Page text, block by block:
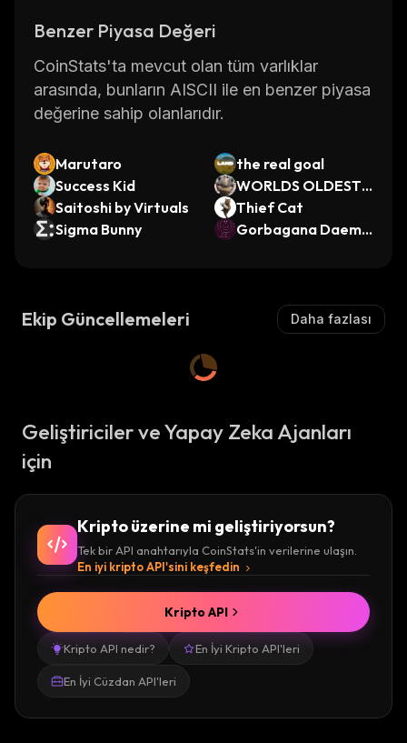
Benzer Piyasa Değeri
CoinStats'ta mevcut olan tüm varlıklar
arasında, bunların AISCII ile en benzer piyasa
değerine sahip olanlarıdır.
Marutaro
the real goal
Success Kid
WORLDS OLDEST
ANIMAL
Saitoshi by Virtuals
Thief Cat
Sigma Bunny
Gorbagana Daemo
Ekip Güncellemeleri Daha fazlası
Geliştiriciler ve Yapay Zeka Ajanları
için
Kripto üzerine mi geliştiriyorsun?
Tek bir API anahtarıyla CoinStats'in verilerine ulaşın.
En iyi kripto API'sini keşfedin
Kripto API nedir? En İyi Kripto API'leri
En İyi Cüzdan API'leri
Kripto API